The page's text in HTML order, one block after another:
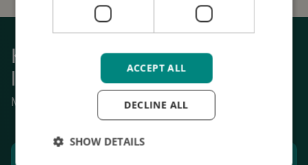
Krijg weer grip op het dagelijks
leven
Mechanische stabilisatie van tremor.
ACCEPT ALL
DECLINE ALL
SHOW DETAILS